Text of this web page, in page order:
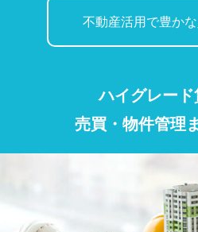
不動産活用で豊か
ハイグレー
売買・物件管理